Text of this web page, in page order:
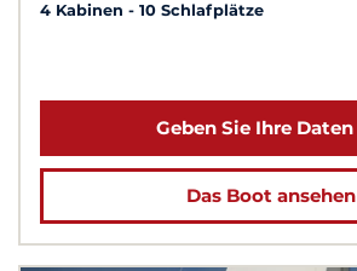
4 Kabinen
10 Schlafplätze
Geben Sie Ihre
Das Boot ansehen